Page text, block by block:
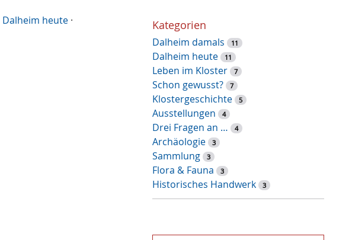
Dalheim heute·
s
s
e
l
w
o
r
t
-
S
u
c
h
Kategorien
Dalheim damals 11
Dalheim heute 11
Leben im Kloster 7
Schon gewusst? 7
Klostergeschichte 5
Ausstellungen 4
Drei Fragen an … 4
Archäologie 3
Sammlung 3
Flora & Fauna 3
Historisches Handwerk 3